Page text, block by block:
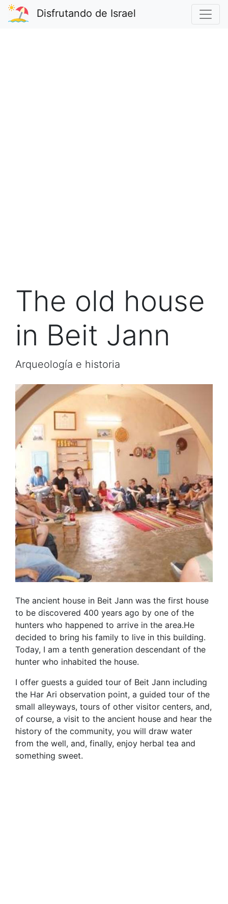
Disfrutando de Israel
The old house
in Beit Jann
Arqueología e historia
The ancient house in Beit Jann was the first house
to be discovered 400 years ago by one of the
hunters who happened to arrive in the area.He
decided to bring his family to live in this building.
Today, I am a tenth generation descendant of the
hunter who inhabited the house.
I offer guests a guided tour of Beit Jann including
the Har Ari observation point, a guided tour of the
small alleyways, tours of other visitor centers, and,
of course, a visit to the ancient house and hear the
history of the community, you will draw water
from the well, and, finally, enjoy herbal tea and
something sweet.